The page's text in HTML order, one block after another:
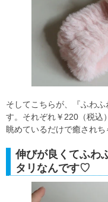
そしてこちらが、『ふわ
す。それぞれ￥220（税込
眺めているだけで癒されち
伸びが良くてふわ
タリなんです♡